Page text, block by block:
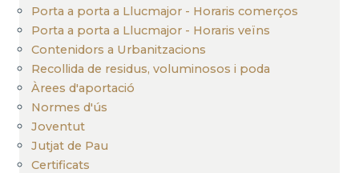
Porta a porta a Llucmajor - Horaris comerços
Porta a porta a Llucmajor - Horaris veïns
Contenidors a Urbanitzacions
Recollida de residus, voluminosos i poda
Àrees d'aportació
Normes d'ús
Joventut
Jutjat de Pau
Certificats